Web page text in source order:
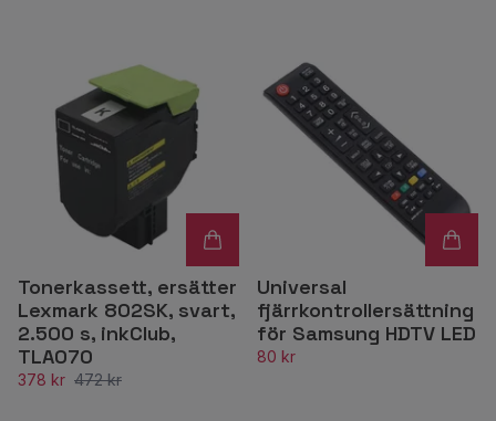
Tonerkassett, ersätter
Lexmark 802SK, svart,
2.500 s, inkClub,
TLA070
378 kr 472 kr
Universal
fjärrkontrollersättning
för Samsung HDTV LED
80 kr